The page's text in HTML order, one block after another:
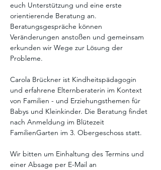
euch Unterstützung und eine erste
orientierende Beratung an.
Beratungsgespräche können
Veränderungen anstoßen und gemeinsam
erkunden wir Wege zur Lösung der
Probleme.
Carola Brückner ist Kindheitspädagogin
und erfahrene Elternberaterin im Kontext
von Familien - und Erziehungsthemen für
Babys und Kleinkinder. Die Beratung findet
nach Anmeldung im Blütezeit
FamilienGarten im 3. Obergeschoss statt.
Wir bitten um Einhaltung des Termins und
einer Absage per E-Mail an